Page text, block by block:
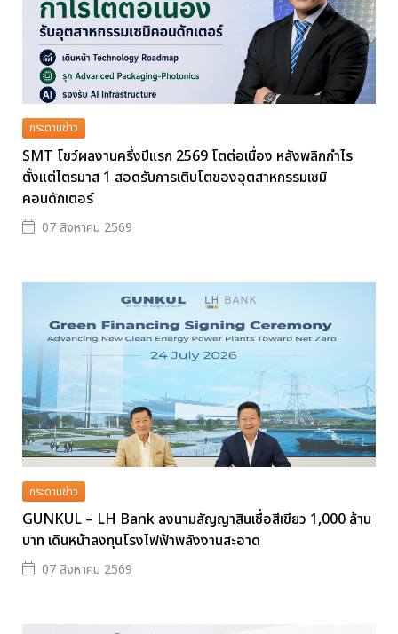
กระดานข่าว
SMT โชว์ผลงานครึ่งปีแรก 2569 โตต่อเนื่อง หลังพลิกกำไร
ตั้งแต่ไตรมาส 1 สอดรับการเติบโตของอุตสาหกรรมเซมิ
คอนดักเตอร์
07 สิงหาคม 2569
กระดานข่าว
GUNKUL – LH Bank ลงนามสัญญาสินเชื่อสีเขียว 1,000 ล้าน
บาท เดินหน้าลงทุนโรงไฟฟ้าพลังงานสะอาด
07 สิงหาคม 2569